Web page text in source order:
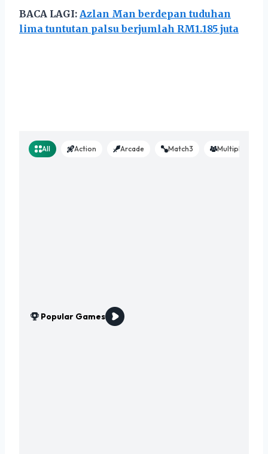
BACA LAGI: Azlan Man berdepan tuduhan
lima tuntutan palsu berjumlah RM1.185 juta